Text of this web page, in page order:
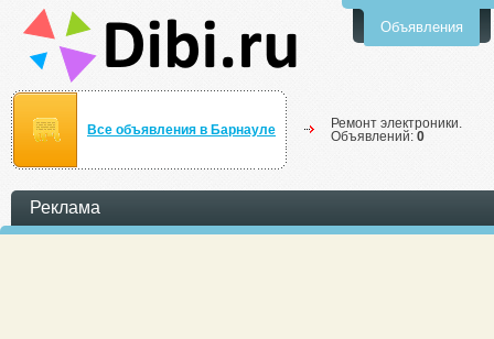
Объявления
Все объявления в Барнауле
Ремонт электроники.
Объявлений: 0
Реклама